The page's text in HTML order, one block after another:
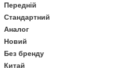
Передній
Стандартний
Аналог
Новий
Без бренду
Китай